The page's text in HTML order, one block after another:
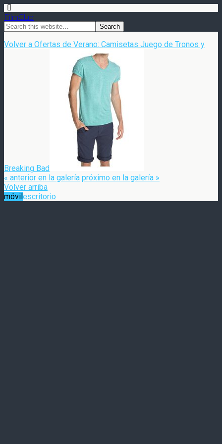
FilmClub
Volver a Ofertas de Verano: Camisetas Juego de Tronos y
Breaking Bad
« anterior en la galería próximo en la galería »
Volver arriba
móvilescritorio